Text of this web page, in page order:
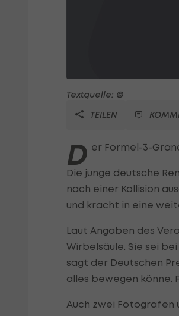
Textquelle: ©
TEILEN
D er Formel-3-
Die junge deutsche
nach einer Kollision
und kracht in eine
Laut Angaben des
Wirbelsäule. Sie sei
sagt der Deutschen
alles bewegen könne.
Auch zwei Fotografen